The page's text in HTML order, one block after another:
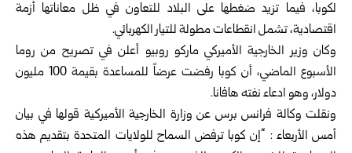
لكوبا، فيما تزيد ‏ضغطها على البلاد للتعاون في ظل معاناتها أزمة
اقتصادية، تشمل انقطاعات مطولة للتيار ‏الكهربائي.‏
وكان وزير الخارجية الأميركي ماركو روبيو أعلن في تصريح من روما
الأسبوع الماضي، أن كوبا رفضت عرضاً للمساعدة بقيمة 100 مليون
دولار، وهو ادعاء نفته هافانا.‏
ونقلت وكالة فرانس برس عن وزارة الخارجية الأميركية قولها في بيان
أمس الأربعاء : “‏إن كوبا ترفض السماح للولايات المتحدة بتقديم هذه